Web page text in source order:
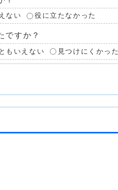
ない 役に立たなかった
ですか？
もいえない 見つけにくかった